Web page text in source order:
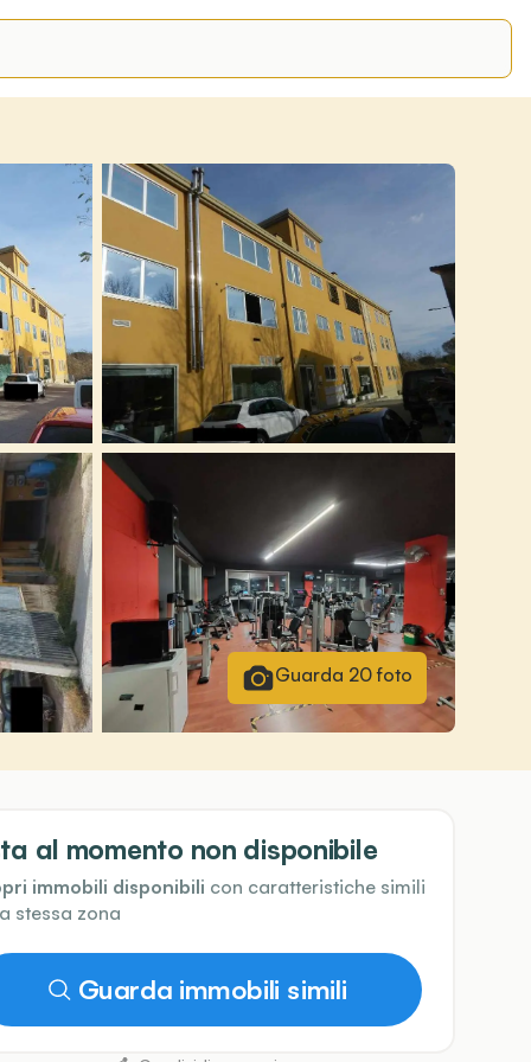
Guarda 20foto
al momento non disponibile
immobili disponibili con caratteristiche simili
stessa zona
Guarda immobili simili